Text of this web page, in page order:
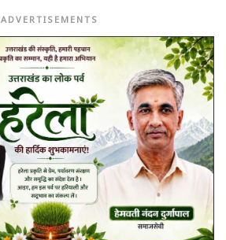
ADVERTISEMENTS